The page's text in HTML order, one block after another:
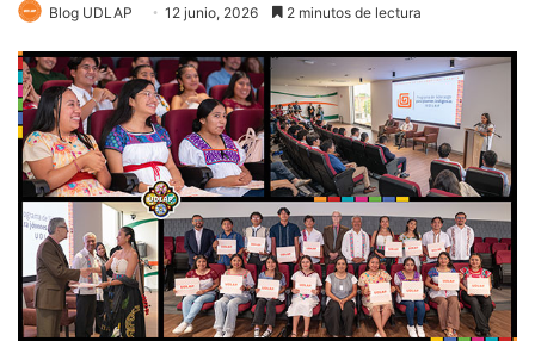
Blog UDLAP 12 junio, 2026 2 minutos de lectura